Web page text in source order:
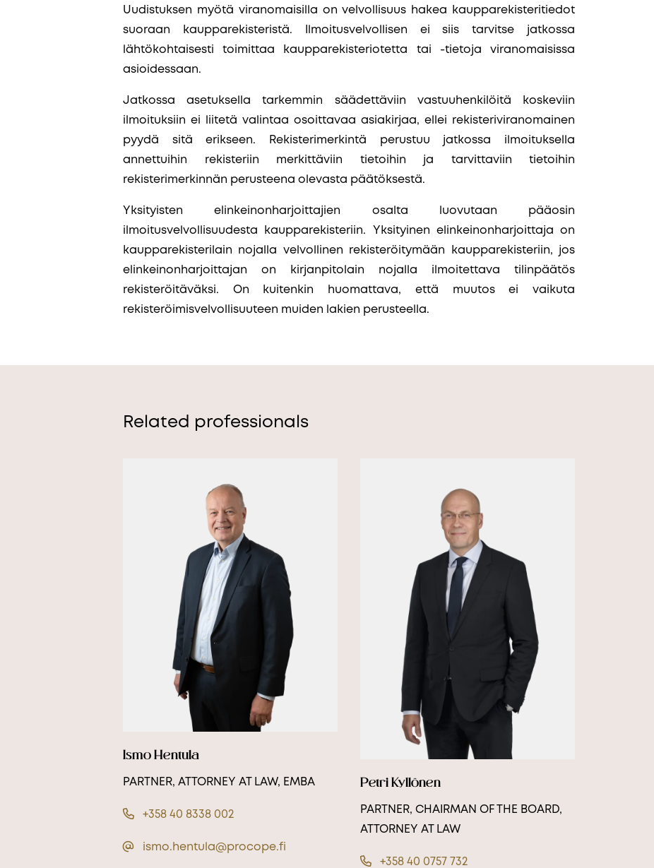
Uudistuksen myötä viranomaisilla on velvollisuus hakea kaupparekisteritiedot
suoraan kaupparekisteristä. Ilmoitusvelvollisen ei siis tarvitse jatkossa
lähtökohtaisesti toimittaa kaupparekisteriotetta tai -tietoja viranomaisissa
asioidessaan.
Jatkossa asetuksella tarkemmin säädettäviin vastuuhenkilöitä koskeviin
ilmoituksiin ei liitetä valintaa osoittavaa asiakirjaa, ellei rekisteriviranomainen
pyydä sitä erikseen. Rekisterimerkintä perustuu jatkossa ilmoituksella
annettuihin rekisteriin merkittäviin tietoihin ja tarvittaviin tietoihin
rekisterimerkinnän perusteena olevasta päätöksestä.
Yksityisten elinkeinonharjoittajien osalta luovutaan pääosin
ilmoitusvelvollisuudesta kaupparekisteriin. Yksityinen elinkeinonharjoittaja on
kaupparekisterilain nojalla velvollinen rekisteröitymään kaupparekisteriin, jos
elinkeinonharjoittajan on kirjanpitolain nojalla ilmoitettava tilinpäätös
rekisteröitäväksi. On kuitenkin huomattava, että muutos ei vaikuta
rekisteröimisvelvollisuuteen muiden lakien perusteella.
Related professionals
Ismo Hentula
PARTNER, ATTORNEY AT LAW, EMBA
+358 40 8338 002
ismo.hentula@procope.fi
Petri Kyllönen
PARTNER, CHAIRMAN OF THE BOARD,
ATTORNEY AT LAW
+358 40 0757 732